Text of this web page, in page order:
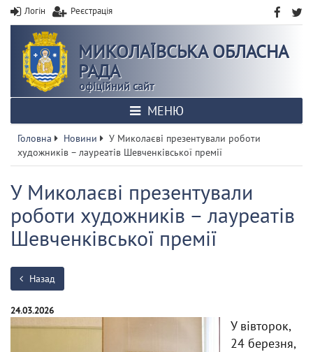
Логін Реєстрація
МИКОЛАЇВСЬКА ОБЛАСНА
РАДА
офіційний сайт
МЕНЮ
Головна Новини
У Миколаєві презентували роботи
художників – лауреатів Шевченківської премії
У Миколаєві презентували
роботи художників – лауреатів
Шевченківської премії
Назад
24.03.2026
У вівторок,
24 березня,